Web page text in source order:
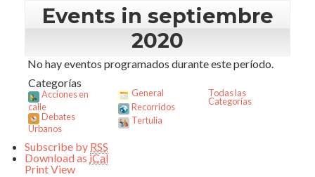
Events in septiembre
2020
No hay eventos programados durante este período.
Categorías
Acciones en
calle
Debates
Urbanos
General
Recorridos
Tertulia
Todas las
Categorías
Subscribe by RSS
Download as iCal
PrintView